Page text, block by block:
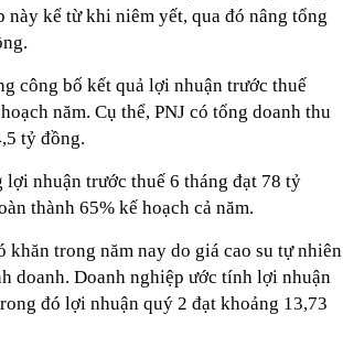
này kể từ khi niêm yết, qua đó nâng tổng
công bố kết quả lợi nhuận trước thuế
năm. Cụ thể, PNJ có tổng doanh thu
tỷ đồng.
lợi nhuận trước thuế 6 tháng đạt 78 tỷ
thành 65% kế hoạch cả năm.
khăn trong năm nay do giá cao su tự nhiên
doanh. Doanh nghiệp ước tính lợi nhuận
đó lợi nhuận quý 2 đạt khoảng 13,73